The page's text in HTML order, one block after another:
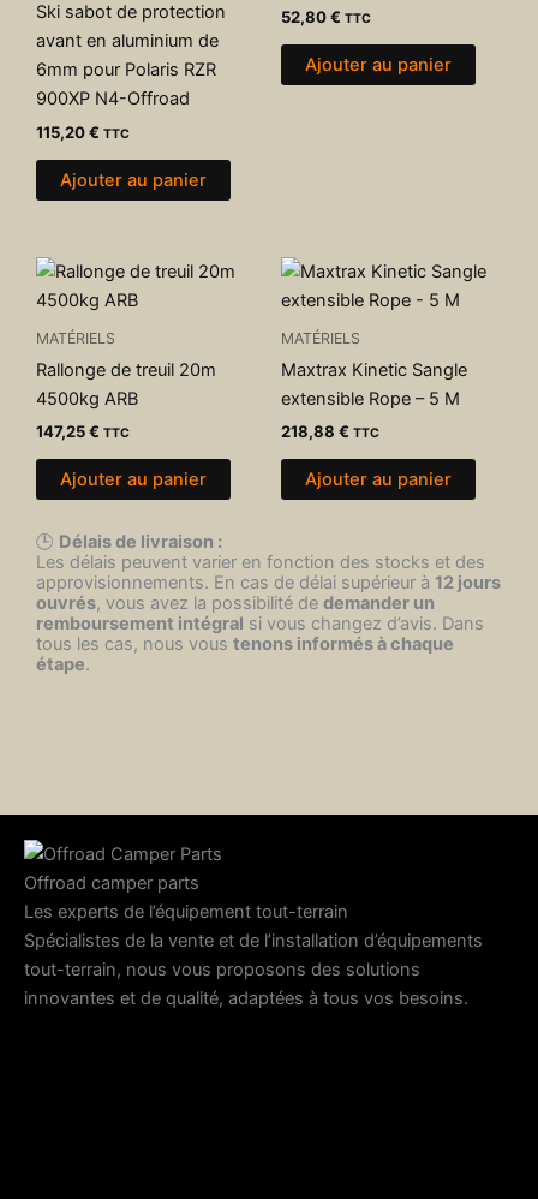
Ski sabot de protection
avant en aluminium de
6mm pour Polaris RZR
900XP N4-Offroad
115,20€ TTC
Ajouter au panier
52,80€ TTC
Ajouter au panier
MATÉRIELS
Rallonge de treuil 20m
4500kg ARB
147,25€ TTC
Ajouter au panier
MATÉRIELS
Maxtrax Kinetic Sangle
extensible Rope – 5 M
218,88 € TTC
Ajouter au panier
🕒 Délais de livraison :
Les délais peuvent varier en fonction des stocks et des
approvisionnements. En cas de délai supérieur à 12 jours
ouvrés, vous avez la possibilité de demander un
remboursement intégral si vous changez d’avis. Dans
tous les cas, nous vous tenons informés à chaque
étape.
Offroad camper parts
Les experts de l’équipement tout-terrain
Spécialistes de la vente et de l’installation d’équipements
tout-terrain, nous vous proposons des solutions
innovantes et de qualité, adaptées à tous vos besoins.